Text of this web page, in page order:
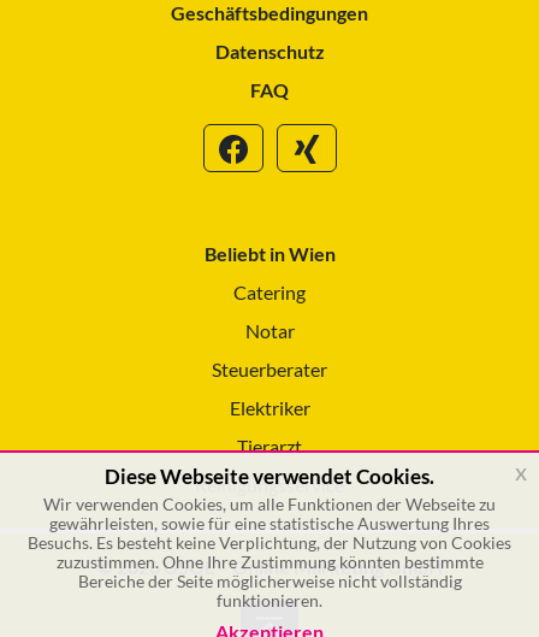
Geschäftsbedingungen
Datenschutz
FAQ
Beliebt in Wien
Catering
Notar
Steuerberater
Elektriker
Tierarzt
Reinigungsservice
© 2026 GSOL – Online Marketing GmbH
Diese Webseite verwendet Cookies.
Wir verwenden Cookies, um alle Funktionen der Webseite zu
gewährleisten, sowie für eine statistische Auswertung Ihres
Besuchs. Es besteht keine Verplichtung, der Nutzung von Cookies
zuzustimmen. Ohne Ihre Zustimmung könnten bestimmte
Bereiche der Seite möglicherweise nicht vollständig
funktionieren.
Akzeptieren
x